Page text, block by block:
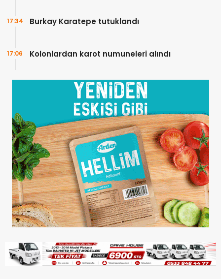
Burkay Karatepe tutuklandı
17:34
Kolonlardan karot numuneleri alındı
17:06